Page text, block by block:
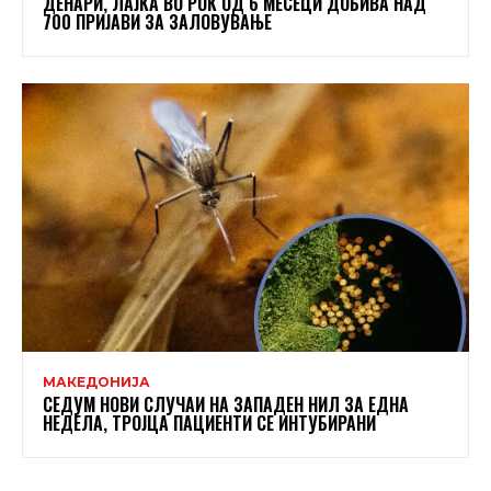
700 ПРИЈАВИ ЗА ЗАЛОВУВАЊЕ
МАКЕДОНИЈА
СЕДУМ НОВИ СЛУЧАИ НА ЗАПАДЕН НИЛ ЗА ЕДНА
НЕДЕЛА, ТРОЈЦА ПАЦИЕНТИ СЕ ИНТУБИРАНИ